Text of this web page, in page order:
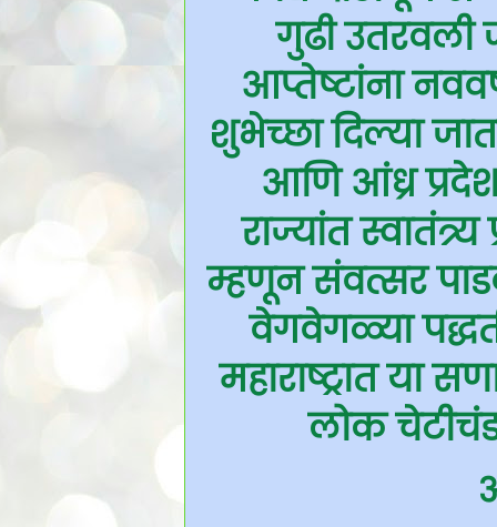
गुढी उतरवली
आप्तेष्टांना
शुभेच्छा दिल्या
आणि आंध्र
राज्यांत
म्हणून संवत्सर
वेगवेगळ्या
महाराष्ट्रात या
लोक चेटीचंड